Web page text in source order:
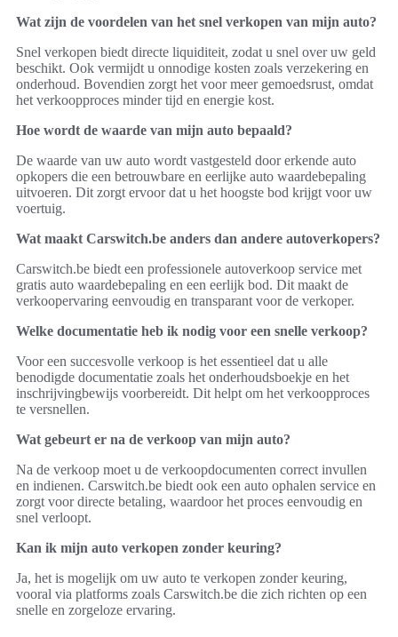
Wat zijn de voordelen van het snel verkopen van mijn auto?
Snel verkopen biedt directe liquiditeit, zodat u snel over uw geld
beschikt. Ook vermijdt u onnodige kosten zoals verzekering en
onderhoud. Bovendien zorgt het voor meer gemoedsrust, omdat
het verkoopproces minder tijd en energie kost.
Hoe wordt de waarde van mijn auto bepaald?
De waarde van uw auto wordt vastgesteld door erkende auto
opkopers die een betrouwbare en eerlijke auto waardebepaling
uitvoeren. Dit zorgt ervoor dat u het hoogste bod krijgt voor uw
voertuig.
Wat maakt Carswitch.be anders dan andere autoverkopers?
Carswitch.be biedt een professionele autoverkoop service met
gratis auto waardebepaling en een eerlijk bod. Dit maakt de
verkoopervaring eenvoudig en transparant voor de verkoper.
Welke documentatie heb ik nodig voor een snelle verkoop?
Voor een succesvolle verkoop is het essentieel dat u alle
benodigde documentatie zoals het onderhoudsboekje en het
inschrijvingbewijs voorbereidt. Dit helpt om het verkoopproces
te versnellen.
Wat gebeurt er na de verkoop van mijn auto?
Na de verkoop moet u de verkoopdocumenten correct invullen
en indienen. Carswitch.be biedt ook een auto ophalen service en
zorgt voor directe betaling, waardoor het proces eenvoudig en
snel verloopt.
Kan ik mijn auto verkopen zonder keuring?
Ja, het is mogelijk om uw auto te verkopen zonder keuring,
vooral via platforms zoals Carswitch.be die zich richten op een
snelle en zorgeloze ervaring.